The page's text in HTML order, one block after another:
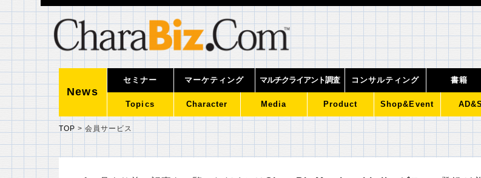
News
セミナー マーケティング マルチクライアント調査 コンサルティング 書籍
Topics Character Media Product Shop&Event
TOP > 会員サービス